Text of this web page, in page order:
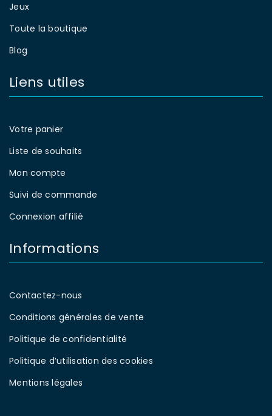
Jeux
Toute la boutique
Blog
Liens utiles
Votre panier
Liste de souhaits
Mon compte
Suivi de commande
Connexion affilié
Informations
Contactez-nous
Conditions générales de vente
Politique de confidentialité
Politique d’utilisation des cookies
Mentions légales